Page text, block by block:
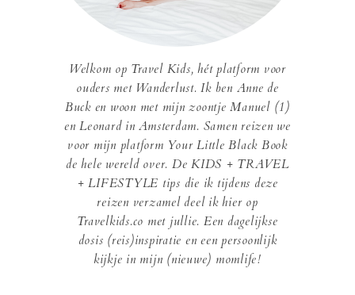
Welkom op Travel Kids, hét platform voor
ouders met Wanderlust. Ik ben Anne de
Buck en woon met mijn zoontje Manuel (1)
en Leonard in Amsterdam. Samen reizen we
voor mijn platform Your Little Black Book
de hele wereld over. De KIDS + TRAVEL
+ LIFESTYLE tips die ik tijdens deze
reizen verzamel deel ik hier op
Travelkids.co met jullie. Een dagelijkse
dosis (reis)inspiratie en een persoonlijk
kijkje in mijn (nieuwe) momlife!